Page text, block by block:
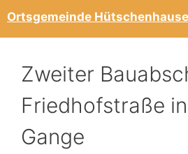
Ortsgemeinde
Zweiter
Friedhofstraße
Gange